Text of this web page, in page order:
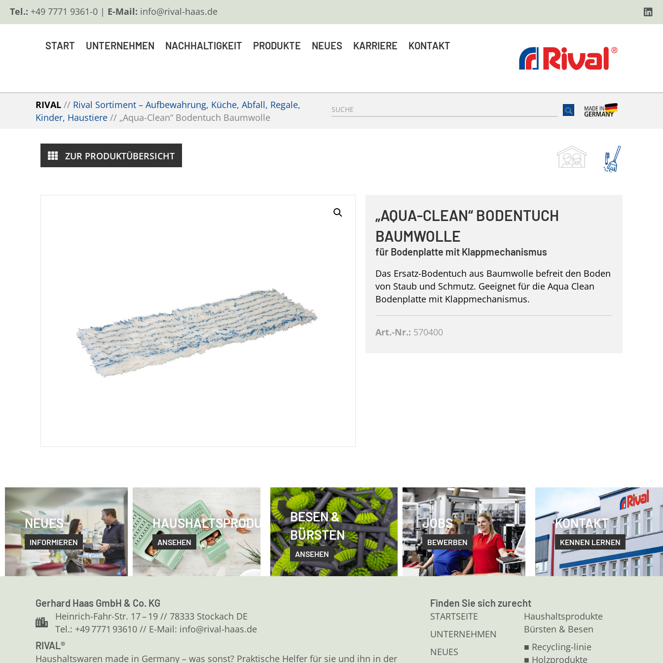
Tel.: +49 7771 9361-0 | E-Mail: info@rival-haas.de
START UNTERNEHMEN NACHHALTIGKEIT PRODUKTE NEUES KARRIERE KONTAKT
RIVAL // Rival Sortiment – Aufbewahrung, Küche, Abfall, Regale,
Kinder, Haustiere // „Aqua-Clean“ Bodentuch Baumwolle
ZUR PRODUKTÜBERSICHT
„AQUA-CLEAN“ BODENTUCH
BAUMWOLLE
für Bodenplatte mit Klappmechanismus
Das Ersatz-Bodentuch aus Baumwolle befreit den Boden
von Staub und Schmutz. Geeignet für die Aqua Clean
Bodenplatte mit Klappmechanismus.
Art.-Nr.: 570400
NEUES
INFORMIEREN
HAUSHALTSPRODUKTE
ANSEHEN
BESEN &
BÜRSTEN
ANSEHEN
JOBS
BEWERBEN
KONTAKT
KENNEN LERNEN
Gerhard Haas GmbH & Co. KG
Heinrich-Fahr-Str. 17 – 19 // 78333 Stockach DE
Tel.: +49 7771 93610 // E-Mail: info@rival-haas.de
RIVAL®
Haushaltswaren made in Germany – was sonst? Praktische Helfer für sie und ihn in der
Finden Sie sich zurecht
STARTSEITE
UNTERNEHMEN
NEUES
Haushaltsprodukte
Bürsten & Besen
■ Recycling-linie
■ Holzprodukte